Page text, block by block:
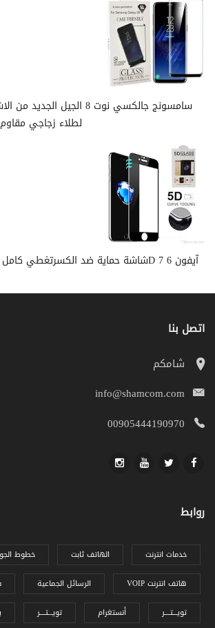
سامسونج جالكسي نوت 8 الجيل
لطلاء زجاجي
اتصل بنا
شامكم
info@shamcom.com
00905444190970
روابط
خدمات انترنت الهاتف ثابت
خطوط
VOIP هاتف انترنت
الرسائل الجماعية
تويـــتــــر
أنستغرام تويـــتــــر